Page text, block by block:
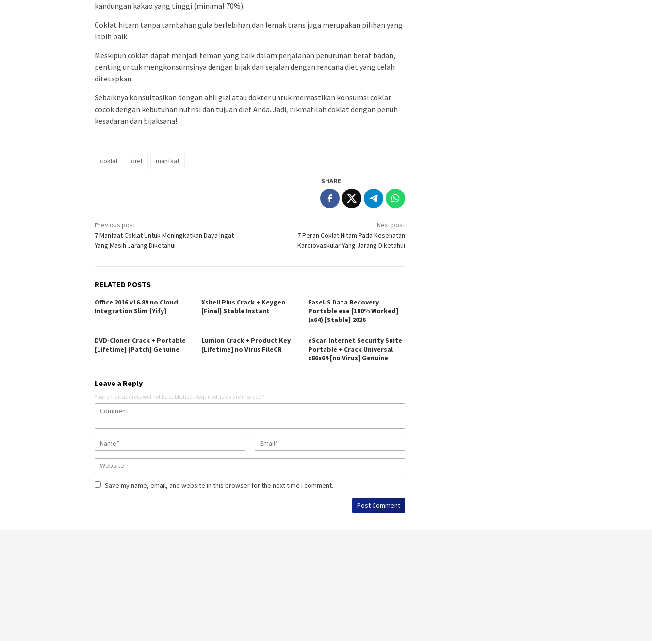
kandungan kakao yang tinggi (minimal 70%).
Coklat hitam tanpa tambahan gula berlebihan dan lemak trans juga merupakan pilihan yang
lebih baik.
Meskipun coklat dapat menjadi teman yang baik dalam perjalanan penurunan berat badan,
penting untuk mengkonsumsinya dengan bijak dan sejalan dengan rencana diet yang telah
ditetapkan.
Sebaiknya konsultasikan dengan ahli gizi atau dokter untuk memastikan konsumsi coklat
cocok dengan kebutuhan nutrisi dan tujuan diet Anda. Jadi, nikmatilah coklat dengan penuh
kesadaran dan bijaksana!
coklat diet manfaat
SHARE
Post
navigation
Previous post
7 Manfaat Coklat Untuk Meningkatkan Daya Ingat
Yang Masih Jarang Diketahui
Next post
7 Peran Coklat Hitam Pada Kesehatan
Kardiovaskular Yang Jarang Diketahui
RELATED POSTS
Office 2016 v16.89 no Cloud
Integration Slim {Yify}
Xshell Plus Crack + Keygen
[Final] Stable Instant
EaseUS Data Recovery
Portable exe [100% Worked]
(x64) [Stable] 2026
DVD-Cloner Crack + Portable
[Lifetime] [Patch] Genuine
Lumion Crack + Product Key
[Lifetime] no Virus FileCR
eScan Internet Security Suite
Portable + Crack Universal
x86x64 [no Virus] Genuine
Leave a Reply
Your email address will not be published. Required fields are marked *
Save my name, email, and website in this browser for the next time I comment.